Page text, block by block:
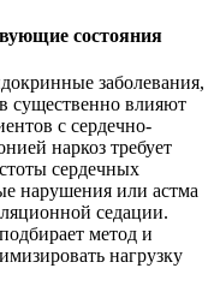
состояния
заболевания,
существенно влияют
с сердечно-
наркоз требует
сердечных
нарушения или астма
седации.
метод и
нагрузку